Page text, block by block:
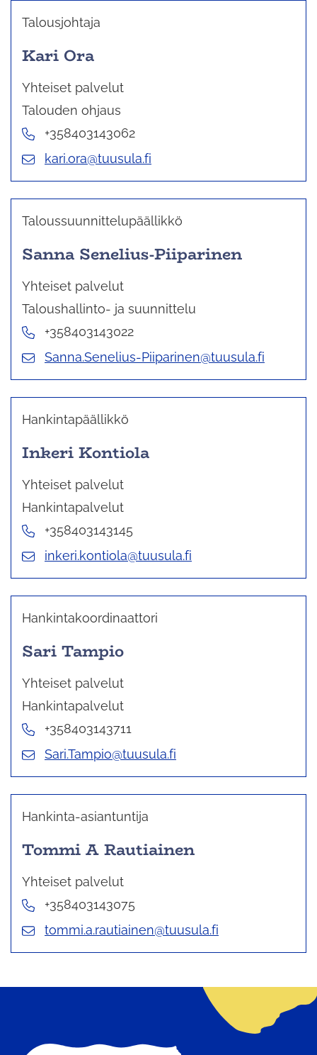
Kari Ora
Talousjohtaja
Yhteiset palvelut
Talouden ohjaus
+358403143062
kari.ora@tuusula.fi
Sanna Senelius-Piiparinen
Taloussuunnittelupäällikkö
Yhteiset palvelut
Taloushallinto- ja suunnittelu
+358403143022
Sanna.Senelius-Piiparinen@tuusula.fi
Inkeri Kontiola
Hankintapäällikkö
Yhteiset palvelut
Hankintapalvelut
+358403143145
inkeri.kontiola@tuusula.fi
Sari Tampio
Hankintakoordinaattori
Yhteiset palvelut
Hankintapalvelut
+358403143711
Sari.Tampio@tuusula.fi
Tommi A Rautiainen
Hankinta-asiantuntija
Yhteiset palvelut
+358403143075
tommi.a.rautiainen@tuusula.fi